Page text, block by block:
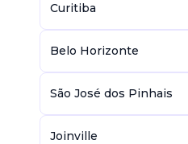
Curitiba
Belo Horizonte
São José dos Pinhais
Joinville